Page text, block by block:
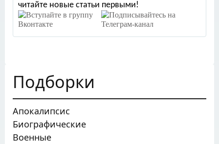
читайте новые статьи первыми!
Подборки
Апокалипсис
Биографические
Военные